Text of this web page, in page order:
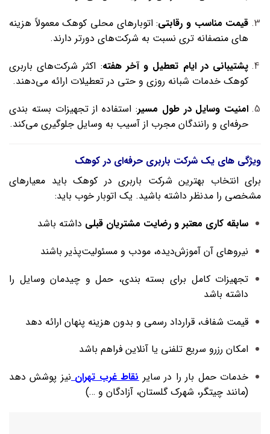
قیمت مناسب و رقابتی: اتوبارهای محلی کوهک معمولاً هزینه‌
های منصفانه‌ تری نسبت به شرکت‌های دورتر دارند.
پشتیبانی در ایام تعطیل و آخر هفته: اکثر شرکت‌های باربری
کوهک خدمات شبانه‌ روزی و حتی در تعطیلات ارائه می‌دهند.
امنیت وسایل در طول مسیر: استفاده از تجهیزات بسته‌ بندی
حرفه‌ای و رانندگان مجرب از آسیب به وسایل جلوگیری می‌کند.
ویژگی‌ های یک شرکت باربری حرفه‌ای در کوهک
برای انتخاب بهترین شرکت باربری در کوهک باید معیارهای
مشخصی را مدنظر داشته باشید. یک اتوبار خوب باید:
سابقه کاری معتبر و رضایت مشتریان قبلی داشته باشد
نیروهای آن آموزش‌دیده، مودب و مسئولیت‌پذیر باشند
تجهیزات کامل برای بسته‌ بندی، حمل و چیدمان وسایل را
داشته باشد
قیمت شفاف، قرارداد رسمی و بدون هزینه پنهان ارائه دهد
امکان رزرو سریع تلفنی یا آنلاین فراهم باشد
خدمات حمل بار را در سایرنقاط غرب تهران نیز پوشش دهد
(مانند چیتگر، شهرک گلستان، آزادگان و …)